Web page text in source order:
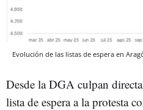
Evolución de las listas de espera en
Desde la DGA culpan
lista de espera a la protesta